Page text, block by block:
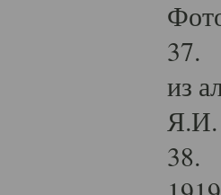
37.
из
Я.И.
38.